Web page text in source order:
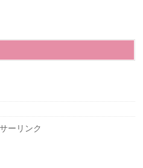
ーリンク